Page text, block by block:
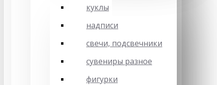
куклы
надписи
свечи, подсвечники
сувениры разное
фигурки